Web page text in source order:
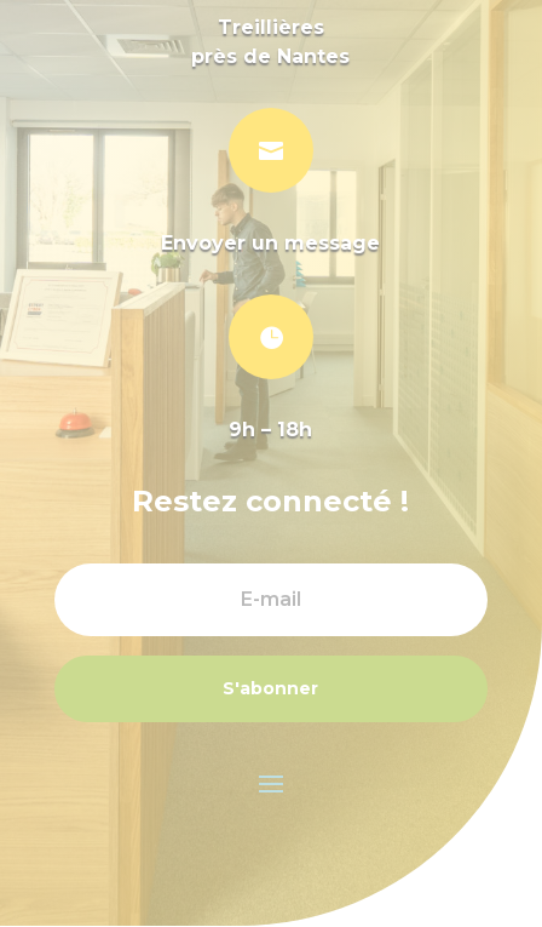
Treillières
près de Nantes

Envoyer un message

9h – 18h
Restez connecté !
S'abonner